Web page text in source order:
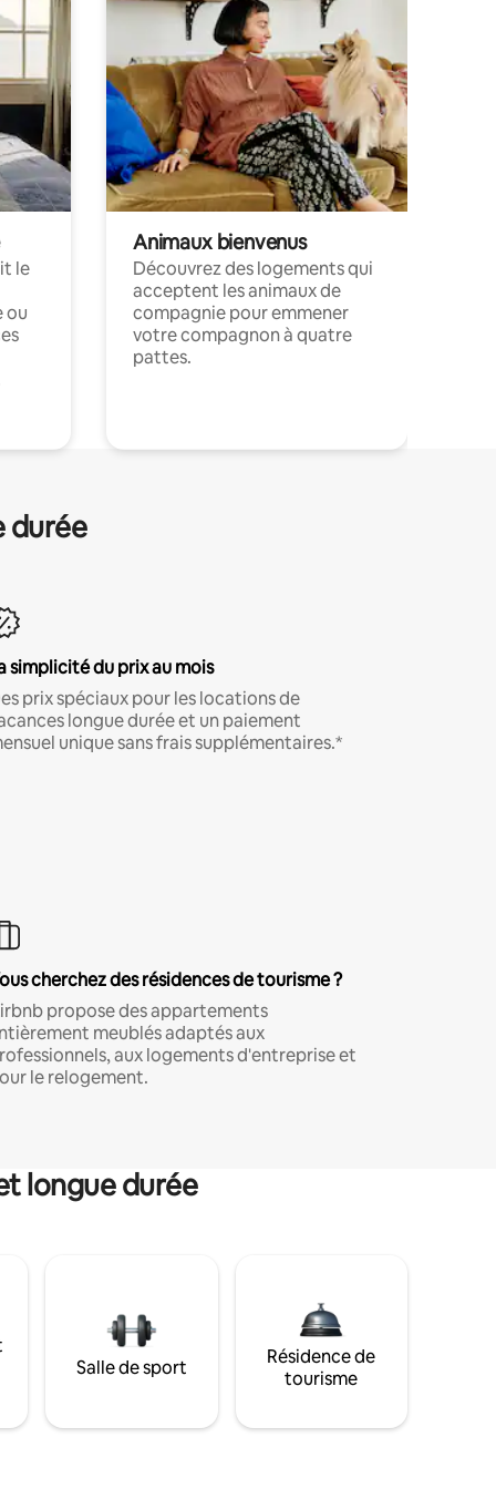
le
ou
Animaux bienvenus
Découvrez des logements qui
acceptent les animaux de
compagnie pour emmener
votre compagnon à quatre
pattes.
durée
simplicité du prix au mois
prix spéciaux pour les locations de
longue durée et un paiement
unique sans frais supplémentaires.*
cherchez des résidences de tourisme ?
propose des appartements
meublés adaptés aux
aux logements d'entreprise et
le relogement.
longue durée
Salle de sport
Résidence de
tourisme